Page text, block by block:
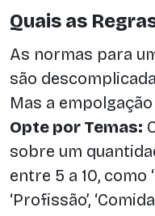
Quais as
As normas para
são
Mas a
Opte por Temas:
sobre um
entre 5 a 10, como
‘Profissão’,